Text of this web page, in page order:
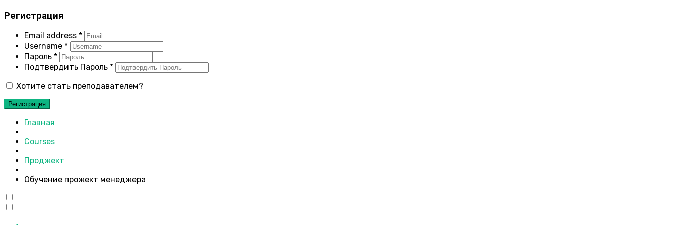
Регистрация
Email address *
Username *
Пароль *
Подтвердить Пароль *
Хотите стать преподавателем?
Регистрация
Главная
Courses
Проджект
Обучение прожект менеджера